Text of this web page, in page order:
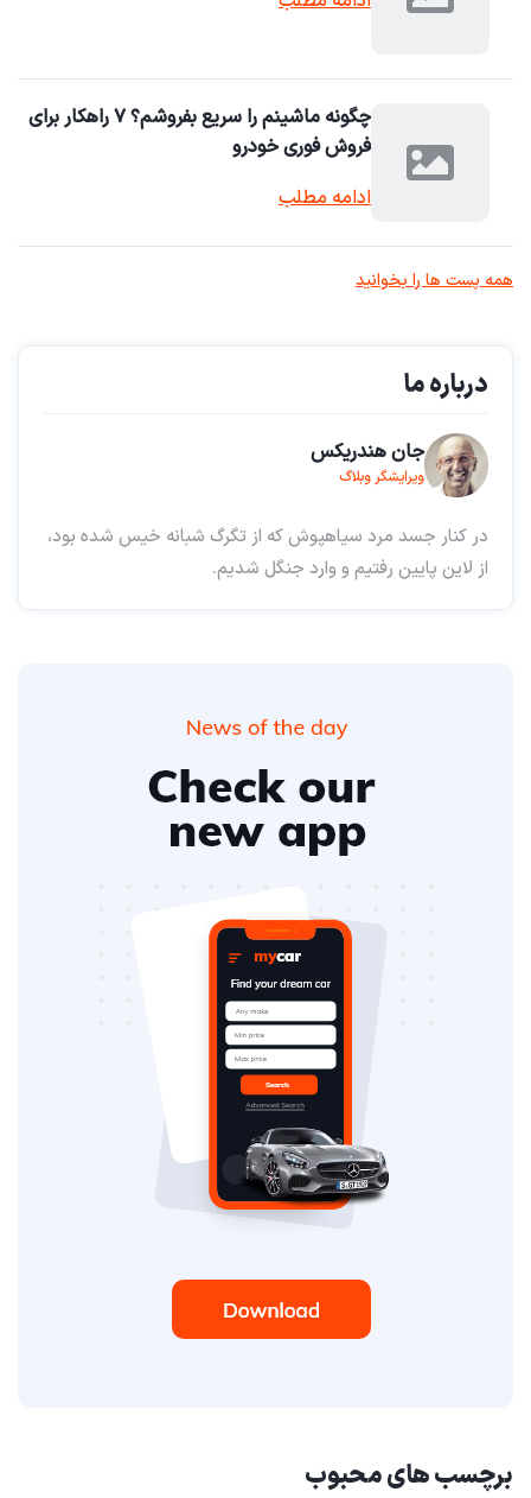
چگونه ماشینم را سریع بفروشم؟ ۷ راهکار برای
فروش فوری خودرو
ادامه مطلب
همه پست ها را بخوانید
درباره ما
جان هندریکس
ویرایشگر وبلاگ
در کنار جسد مرد سیاهپوش که از تگرگ شبانه خیس شده بود،
از لاین پایین رفتیم و وارد جنگل شدیم.
برچسب های محبوب